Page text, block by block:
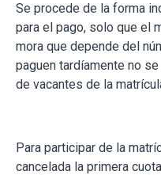
Se procede de la forma
para el pago, solo que el
mora que depende del
paguen tardíamente no
de vacantes de la
Para participar de la
cancelada la primera